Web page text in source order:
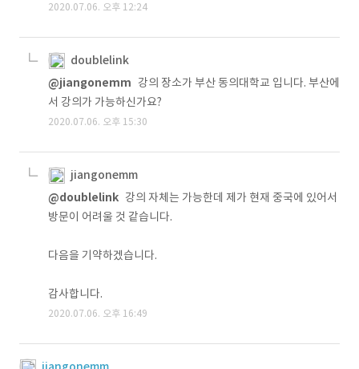
2020.07.06. 오후 12:24
doublelink
@jiangonemm 강의 장소가 부산 동의대학교 입니다. 부산에
서 강의가 가능하신가요?
2020.07.06. 오후 15:30
jiangonemm
@doublelink 강의 자체는 가능한데 제가 현재 중국에 있어서
방문이 어려울 것 같습니다.
다음을 기약하겠습니다.
감사합니다.
2020.07.06. 오후 16:49